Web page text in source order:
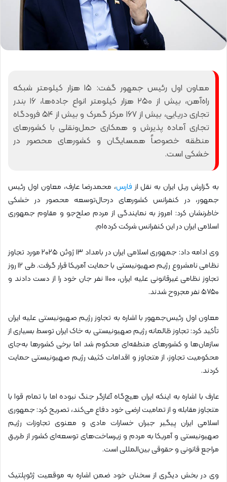
معاون اول رئیس جمهور گفت: ۱۵ هزار کیلومتر شبکه
راه‌آهن، بیش از ۲۵۰ هزار کیلومتر انواع جاده‌ها، ۱۶ بندر
تجاری دریایی، بیش از ۱۶۷ مرکز گمرک و بیش از ۵۴ فرودگاه
تجاری آماده پذیرش و همکاری حمل‌و‌نقلی با کشور‌های
منطقه خصوصاً همسایگان و کشور‌های محصور در
خشکی است.
به گزارش ریل ایران به نقل از فارس، محمدرضا عارف، معاون اول رئیس
جمهور، در کنفرانس کشور‌های درحال‌توسعه محصور در خشکی
خاطرنشان کرد: امروز به نمایندگی از مردم صلح‌جو و مقاوم جمهوری
اسلامی ایران در این کنفرانس شرکت کرده‌ام.
وی ادامه داد: جمهوری اسلامی ایران در بامداد ۱۳ ژوئن ۲۰۲۵ مورد تجاوز
نظامی نامشروع رژیم صهیونیستی با حمایت آمریکا قرار گرفت. طی ۱۲ روز
تجاوز نظامی غیرقانونی علیه ایران، ۱۱۰۰ نفر جان خود را از دست دادند و
۵۷۵۰ نفر مجروح شدند.
معاون اول رئیس‌جمهور با اشاره به تجاوز رژیم صهیونیستی علیه ایران
تأکید کرد: تجاوز ظالمانه رژیم صهیونیستی به خاک ایران توسط بسیاری از
سازمان‌ها و کشور‌های منطقه‌ای محکوم شد اما برخی کشور‌ها به‌جای
محکومیت تجاوز، از متجاوز و اقدامات کثیف رژیم صهیونیستی حمایت
کردند.
عارف با اشاره به اینکه ایران هیچ‌گاه آغازگر جنگ نبوده اما با تمام قوا با
متجاوز مقابله و از تمامیت ارضی خود دفاع می‌کند، تصریح کرد: جمهوری
اسلامی ایران پیگیر جبران خسارات مادی و معنوی تجاوزات رژیم
صهیونیستی و آمریکا به مردم و زیرساخت‌های توسعه‌ای کشور از طریق
مراجع قانونی و حقوقی بین‌المللی است.
وی در بخش دیگری از سخنان خود ضمن اشاره به موقعیت ژئوپلتیک